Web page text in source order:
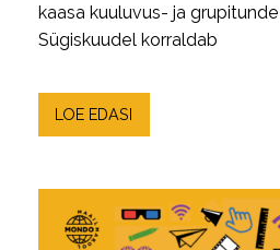
kaasa kuuluvus- ja
Sügiskuudel korraldab
LOE EDASI